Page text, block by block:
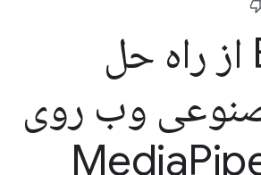
BILIBILI از راه حل
وب روی